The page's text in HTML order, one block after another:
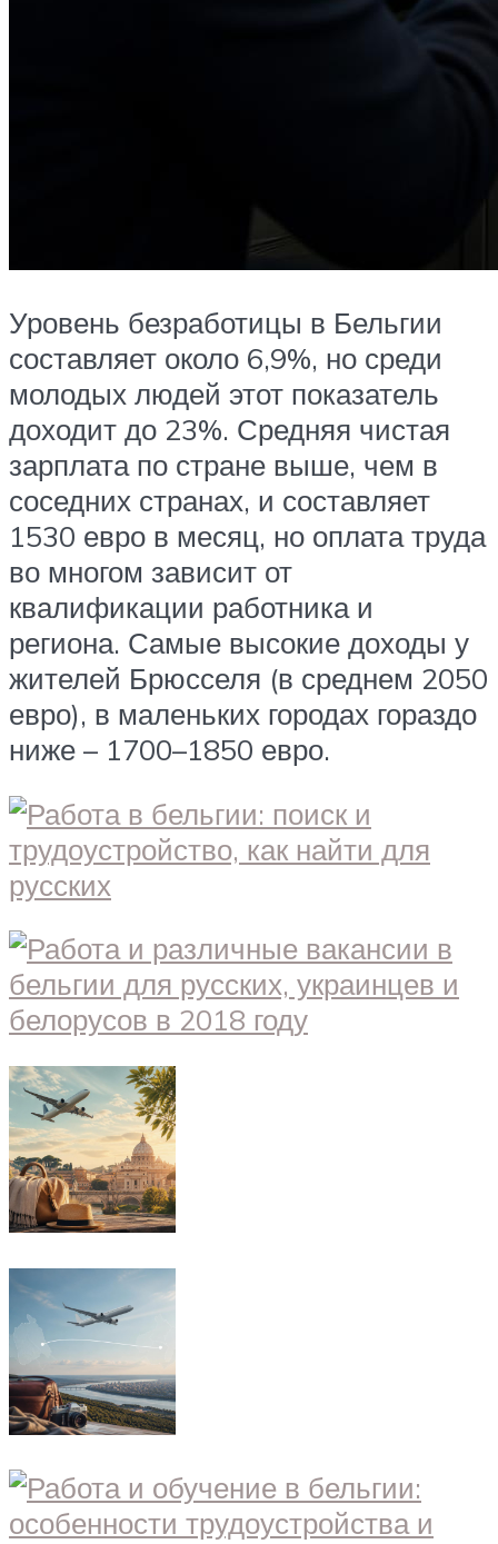
Уровень безработицы в Бельгии
составляет около 6,9%, но среди
молодых людей этот показатель
доходит до 23%. Средняя чистая
зарплата по стране выше, чем в
соседних странах, и составляет
1530 евро в месяц, но оплата труда
во многом зависит от
квалификации работника и
региона. Самые высокие доходы у
жителей Брюсселя (в среднем 2050
евро), в маленьких городах гораздо
ниже – 1700–1850 евро.